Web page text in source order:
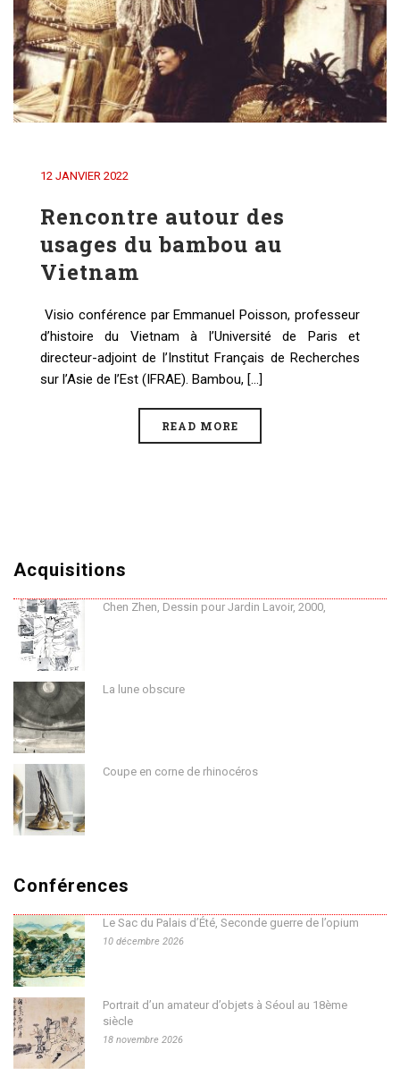
12 JANVIER 2022
Rencontre autour des
usages du bambou au
Vietnam
Visio conférence par Emmanuel Poisson, professeur
d’histoire du Vietnam à l’Université de Paris et
directeur-adjoint de l’Institut Français de Recherches
sur l’Asie de l’Est (IFRAE). Bambou, [...]
READ MORE
Acquisitions
Chen Zhen, Dessin pour Jardin Lavoir, 2000,
La lune obscure
Coupe en corne de rhinocéros
Conférences
Le Sac du Palais d’Été, Seconde guerre de l’opium
10 décembre 2026
Portrait d’un amateur d’objets à Séoul au 18ème
siècle
18 novembre 2026